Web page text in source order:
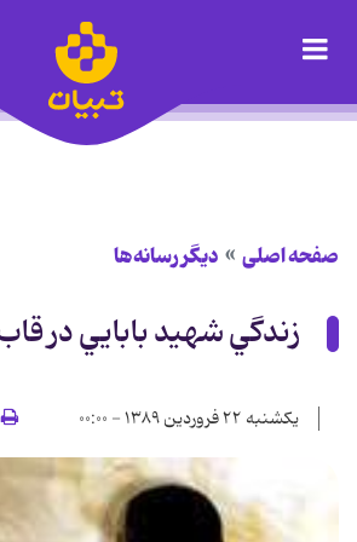
صفحه اصلی دیگر رسانه‌ها
زندگي شهيد بابايي در
یکشنبه ۲۲ فروردین ۱۳۸۹ - ۰۰:۰۰